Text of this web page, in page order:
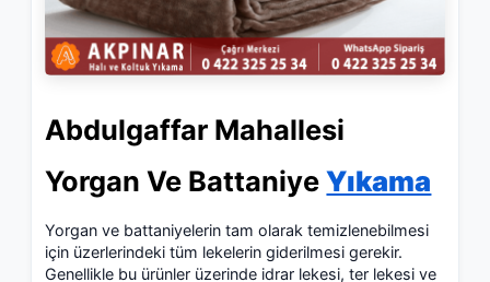
Abdulgaffar Mahallesi
Yorgan Ve BattaniyeYıkama
Yorgan ve battaniyelerin tam olarak temizlenebilmesi
için üzerlerindeki tüm lekelerin giderilmesi gerekir.
Genellikle bu ürünler üzerinde idrar lekesi, ter lekesi ve